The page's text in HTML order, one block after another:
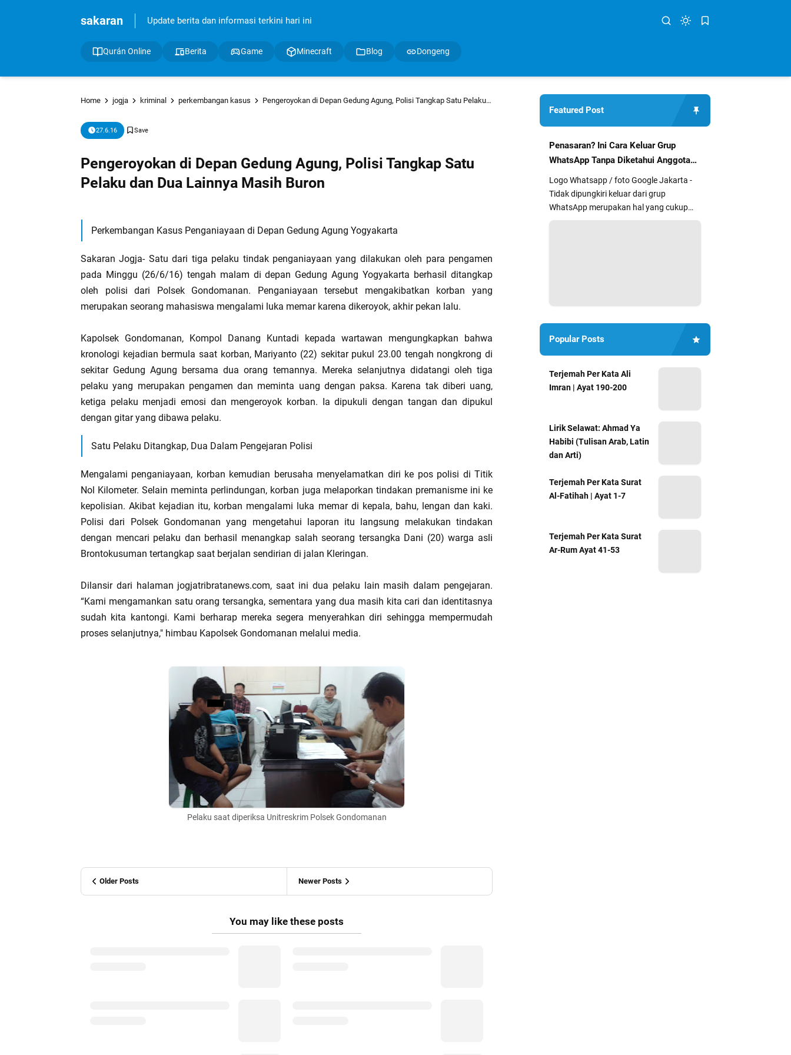
sakaran Update berita dan informasi terkini hari ini
Qurán Online Berita Game Minecraft Blog Dongeng
Home jogja kriminal perkembangan kasus Pengeroyokan di Depan Gedung Agung, Polisi Tangkap Satu Pelaku dan Dua Lainnya Masih Buron
27.6.16
Pengeroyokan di Depan Gedung Agung, Polisi Tangkap Satu
Pelaku dan Dua Lainnya Masih Buron
Perkembangan Kasus Penganiayaan di Depan Gedung Agung Yogyakarta
Sakaran Jogja- Satu dari tiga pelaku tindak penganiayaan yang dilakukan oleh para pengamen
pada Minggu (26/6/16) tengah malam di depan Gedung Agung Yogyakarta berhasil ditangkap
oleh polisi dari Polsek Gondomanan. Penganiayaan tersebut mengakibatkan korban yang
merupakan seorang mahasiswa mengalami luka memar karena dikeroyok, akhir pekan lalu.
Kapolsek Gondomanan, Kompol Danang Kuntadi kepada wartawan mengungkapkan bahwa
kronologi kejadian bermula saat korban, Mariyanto (22) sekitar pukul 23.00 tengah nongkrong di
sekitar Gedung Agung bersama dua orang temannya. Mereka selanjutnya didatangi oleh tiga
pelaku yang merupakan pengamen dan meminta uang dengan paksa. Karena tak diberi uang,
ketiga pelaku menjadi emosi dan mengeroyok korban. Ia dipukuli dengan tangan dan dipukul
dengan gitar yang dibawa pelaku.
Satu Pelaku Ditangkap, Dua Dalam Pengejaran Polisi
Mengalami penganiayaan, korban kemudian berusaha menyelamatkan diri ke pos polisi di Titik
Nol Kilometer. Selain meminta perlindungan, korban juga melaporkan tindakan premanisme ini ke
kepolisian. Akibat kejadian itu, korban mengalami luka memar di kepala, bahu, lengan dan kaki.
Polisi dari Polsek Gondomanan yang mengetahui laporan itu langsung melakukan tindakan
dengan mencari pelaku dan berhasil menangkap salah seorang tersangka Dani (20) warga asli
Brontokusuman tertangkap saat berjalan sendirian di jalan Kleringan.
Dilansir dari halaman jogjatribratanews.com, saat ini dua pelaku lain masih dalam pengejaran.
“Kami mengamankan satu orang tersangka, sementara yang dua masih kita cari dan identitasnya
sudah kita kantongi. Kami berharap mereka segera menyerahkan diri sehingga mempermudah
proses selanjutnya," himbau Kapolsek Gondomanan melalui media.
Pelaku saat diperiksa Unitreskrim Polsek Gondomanan
Older Posts Newer Posts
You may like these posts
Featured Post
Penasaran? Ini Cara Keluar Grup
WhatsApp Tanpa Diketahui Anggota
Lain
Logo Whatsapp / foto Google Jakarta -
Tidak dipungkiri keluar dari grup
WhatsApp merupakan hal yang cukup
segan dan kurang nyaman bagi sebag...
Popular Posts
Terjemah Per Kata Ali
Imran | Ayat 190-200
Lirik Selawat: Ahmad Ya
Habibi (Tulisan Arab, Latin
dan Arti)
Terjemah Per Kata Surat
Al-Fatihah | Ayat 1-7
Terjemah Per Kata Surat
Ar-Rum Ayat 41-53